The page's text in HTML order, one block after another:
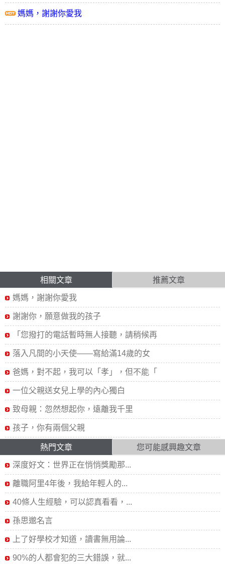
媽媽，謝謝你愛我
相關文章 推薦文章
媽媽，謝謝你愛我
謝謝你，願意做我的孩子
「您撥打的電話暫時無人接聽，請稍候再
落入凡間的小天使——寫給滿14歲的女
爸媽，對不起，我可以「孝」，但不能「
一位父親送女兒上學的內心獨白
致母親：忽然想起你，遠離我千里
孩子，你有兩個父親
熱門文章 您可能感興趣文章
深度好文：世界正在悄悄獎勵那...
離職阿里4年後，我給年輕人的...
40條人生經驗，可以認真看看，...
孫思邈名言
上了好學校才知道，讀書無用論...
90%的人都會犯的三大錯誤，就...